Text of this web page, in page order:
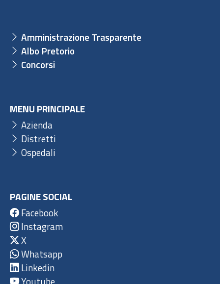
Amministrazione Trasparente
Albo Pretorio
Concorsi
MENU PRINCIPALE
Azienda
Distretti
Ospedali
PAGINE SOCIAL
Facebook
Instagram
X
Whatsapp
Linkedin